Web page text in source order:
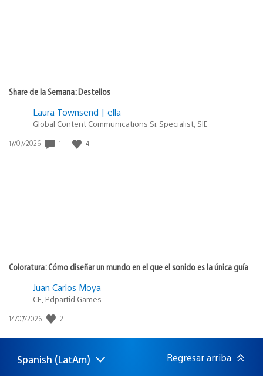
Share de la Semana: Destellos
Laura Townsend | ella
Global Content Communications Sr. Specialist, SIE
Fecha
17/07/2026 1 4
Coloratura: Cómo diseñar un mundo en el que el sonido es la única guía
Juan Carlos Moya
CE, Pdpartid Games
Fecha
publicación:
14/07/2026 2
Elige
Región
Spanish (LatAm) Regresar arriba